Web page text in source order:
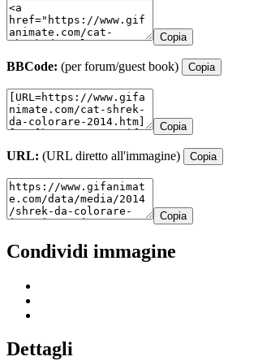
Copia
BBCode: (per forum/guest book) Copia
Copia
URL: (URL diretto all'immagine) Copia
Copia
Condividi immagine
Dettagli